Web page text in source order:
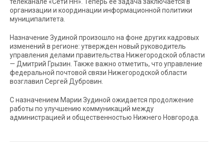
организации и координации информационной политики
муниципалитета.
Назначение Зудиной произошло на фоне других кадровых
изменений в регионе: утвержден новый руководитель
управления делами правительства Нижегородской области
— Дмитрий Грызин. Также важно отметить, что управление
федеральной почтовой связи Нижегородской области
возглавил Сергей Дубровин.
С назначением Марии Зудиной ожидается продолжение
работы по улучшению коммуникаций между
администрацией и общественностью Нижнего Новгорода.